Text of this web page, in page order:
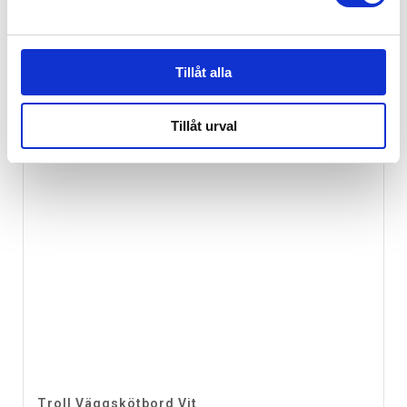
Tillåt alla
Tillåt urval
Troll Väggskötbord Vit